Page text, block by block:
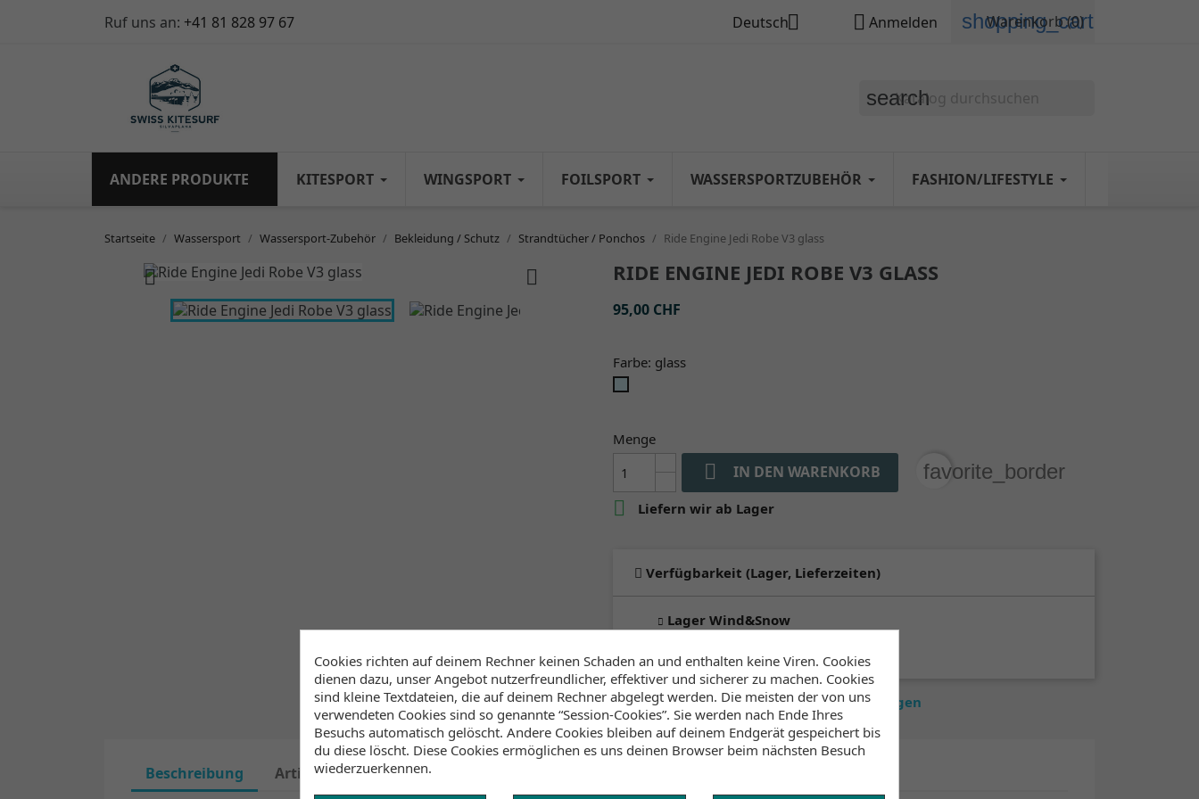
Ruf uns an: +41 81 828 97 67 Deutsch  Anmelden shopping_cart
Warenkorb(0)
search
ANDERE PRODUKTE KITESPORT WINGSPORT FOILSPORT WASSERSPORTZUBEHÖR FASHION/LIFESTYLE
Startseite Wassersport Wassersport-Zubehör Bekleidung / Schutz Strandtücher / Ponchos Ride Engine Jedi Robe V3 glass
  RIDE ENGINE JEDI ROBE V3 GLASS
95,00 CHF
Farbe: glass
Menge
 IN DEN WARENKORB
favorite_border

Liefern wir ab Lager
Verfügbarkeit (Lager, Lieferzeiten)
Lager Wind&Snow
2-4 Werktage
Klicke hier um die Lagerbestände anzuzeigen
Beschreibung Artikeldetails Lagerbestand
Cookies richten auf deinem Rechner keinen Schaden an und enthalten keine Viren. Cookies
dienen dazu, unser Angebot nutzerfreundlicher, effektiver und sicherer zu machen. Cookies
sind kleine Textdateien, die auf deinem Rechner abgelegt werden. Die meisten der von uns
verwendeten Cookies sind so genannte “Session-Cookies”. Sie werden nach Ende Ihres
Besuchs automatisch gelöscht. Andere Cookies bleiben auf deinem Endgerät gespeichert bis
du diese löscht. Diese Cookies ermöglichen es uns deinen Browser beim nächsten Besuch
wiederzuerkennen.